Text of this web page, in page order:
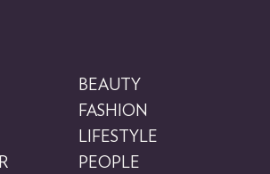
BEAUTY
FASHION
LIFESTYLE
PEOPLE